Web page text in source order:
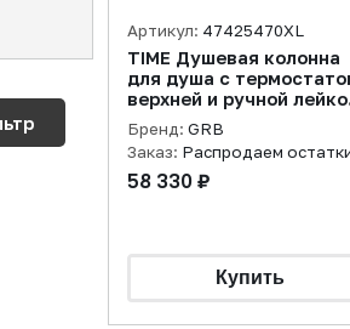
Артикул: 47425470XL
TIME Душевая колонна
для душа с
верхней и ручной
хром
Бренд: GRB
Заказ: Распродаем
58 330 ₽